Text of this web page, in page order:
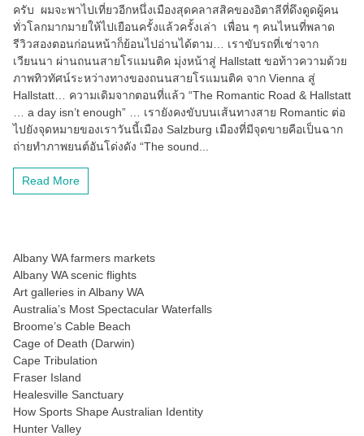
ครับ ผมจะพาไปเที่ยวอีกหนึ่งเมืองสุดคลาสสิคของอิตาลีที่ดึงดูดผู้คน
ทั่วโลกมากมายให้ไปเยือนครั้งแล้วครั้งเล่า เพื่อน ๆ คนไหนที่พลาด
รีวิวสองตอนก่อนหน้าก็ย้อนไปอ่านได้ตาม… เราขับรถที่เช่าจาก
เวียนนา ผ่านถนนสายโรแมนติค มุ่งหน้าสู่ Hallstatt ขอท้าวความด้วย
ภาพทิวทัศน์ระหว่างทางของถนนสายโรแมนติค จาก Vienna สู่
Hallstatt… ความเดิมจากตอนที่แล้ว “The Romantic Road & Hallstatt
… a day isn’t enough” … เรายังคงขับบนเส้นทางสาย Romantic ต่อ
ไปยังจุดหมายของเราวันนี้เมือง Salzburg เมืองที่มีจุดขายคือเป็นฉาก
ถ่ายทำภาพยนต์อันโด่งดัง “The sound...
Read More
Albany WA farmers markets
Albany WA scenic flights
Art galleries in Albany WA
Australia’s Most Spectacular Waterfalls
Broome’s Cable Beach
Cage of Death (Darwin)
Cape Tribulation
Fraser Island
Healesville Sanctuary
How Sports Shape Australian Identity
Hunter Valley